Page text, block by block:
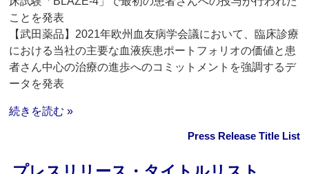
ことを発表
【武田薬品】2021年欧州血友病学会議において、臨床診療
における当社の主要な血液疾患ポートフォリオの価値と患
者さん中心の治療の進歩へのコミットメントを強調するデ
ータを発表
続きを読む »
Press Release Title List